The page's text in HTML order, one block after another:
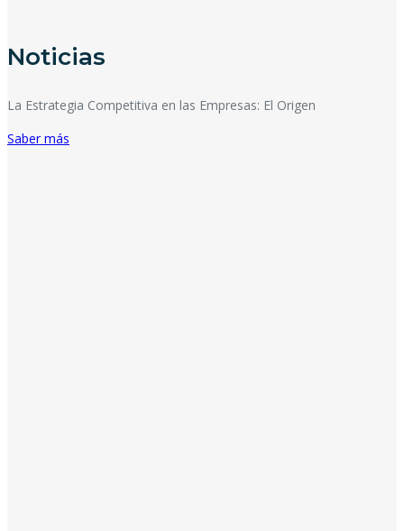
Noticias
La Estrategia Competitiva en las Empresas: El Origen
Saber más